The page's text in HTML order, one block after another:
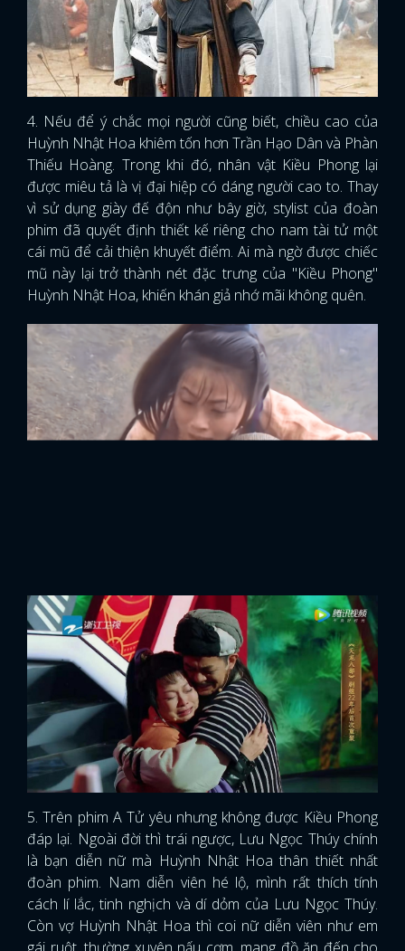
4. Nếu để ý chắc mọi người cũng biết, chiều cao của
Huỳnh Nhật Hoa khiêm tốn hơn Trần Hạo Dân và Phàn
Thiếu Hoàng. Trong khi đó, nhân vật Kiều Phong lại
được miêu tả là vị đại hiệp có dáng người cao to. Thay
vì sử dụng giày đế độn như bây giờ, stylist của đoàn
phim đã quyết định thiết kế riêng cho nam tài tử một
cái mũ để cải thiện khuyết điểm. Ai mà ngờ được chiếc
mũ này lại trở thành nét đặc trưng của "Kiều Phong"
Huỳnh Nhật Hoa, khiến khán giả nhớ mãi không quên.
5. Trên phim A Tử yêu nhưng không được Kiều Phong
đáp lại. Ngoài đời thì trái ngược, Lưu Ngọc Thúy chính
là bạn diễn nữ mà Huỳnh Nhật Hoa thân thiết nhất
đoàn phim. Nam diễn viên hé lộ, mình rất thích tính
cách lí lắc, tinh nghịch và dí dỏm của Lưu Ngọc Thúy.
Còn vợ Huỳnh Nhật Hoa thì coi nữ diễn viên như em